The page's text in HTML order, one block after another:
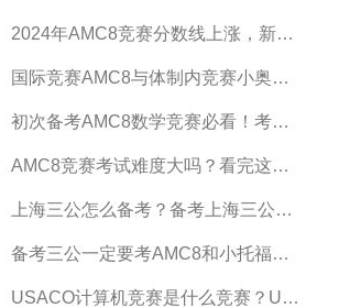
2024年AMC8竞赛分数线上涨，新赛季应当如何规划？
国际竞赛AMC8与体制内竞赛小奥，究竟推荐参加哪一个？
初次备考AMC8数学竞赛必看！考试时间及报名流程汇总
AMC8竞赛考试难度大吗？看完这篇轻松拿下！
上海三公怎么备考？备考上海三公这些逻辑一定要懂！-季遇教育
备考三公一定要考AMC8和小托福吗？AMC8和小托福考多少分才有优势？-季遇教育
USACO计算机竞赛是什么竞赛？USACO简介-季遇教育